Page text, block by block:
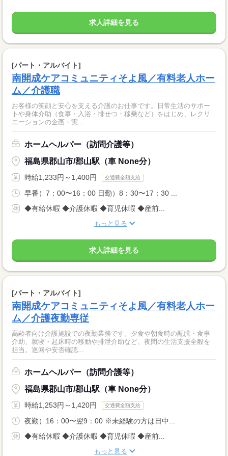
求人詳細を見る
[パート・アルバイト]
南開成ケアコミュニティそよ風／有料老人ホー
ム／介護職
お客様の笑顔と安心を支える介護のお仕事です。日常生活のサポー
トや身体介助（食事・入浴・排せつ・移乗など）をはじめ、レクリ
エーションの企画・実...
ホームヘルパー（訪問介護等）
福島県郡山市/郡山駅（車 None分）
時給1,233円～1,400円 交通費全額支給
早番）7：00〜16：00 日勤）8：30〜17：30 ...
◆有給休暇 ◆介護休暇 ◆育児休暇 ◆産前...
もっと見る
求人詳細を見る
[パート・アルバイト]
南開成ケアコミュニティそよ風／有料老人ホー
ム／介護夜勤専従
高齢者向け介護施設での夜勤業務です。夕食や朝食時の配膳・食事
介助、就寝・起床時の移動や排泄介助など、夜間の生活支援全般を
担当。巡回や安否確認...
ホームヘルパー（訪問介護等）
福島県郡山市/郡山駅（車 None分）
時給1,253円～1,420円 交通費全額支給
夜勤）16：00〜翌9：00 ※未経験の方は日中...
◆有給休暇 ◆介護休暇 ◆育児休暇 ◆産前...
もっと見る